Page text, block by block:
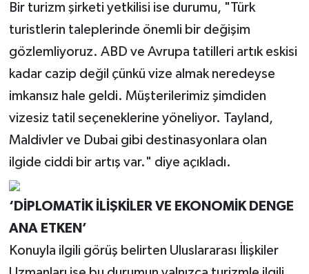
Bir turizm şirketi yetkilisi ise durumu, "Türk
turistlerin taleplerinde önemli bir değişim
gözlemliyoruz. ABD ve Avrupa tatilleri artık eskisi
kadar cazip değil çünkü vize almak neredeyse
imkansız hale geldi. Müşterilerimiz şimdiden
vizesiz tatil seçeneklerine yöneliyor. Tayland,
Maldivler ve Dubai gibi destinasyonlara olan
ilgide ciddi bir artış var." diye açıkladı.
‘DİPLOMATİK İLİŞKİLER VE EKONOMİK DENGE
ANA ETKEN’
Konuyla ilgili görüş belirten Uluslararası İlişkiler